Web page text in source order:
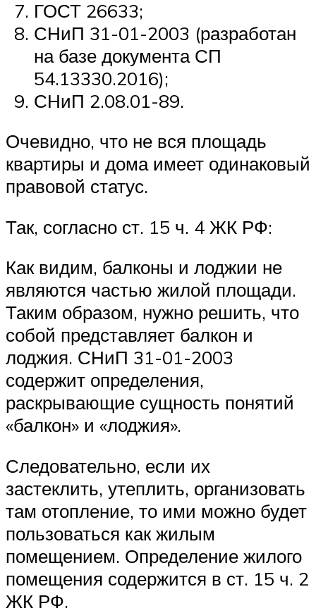
ГОСТ 26633;
СНиП 31-01-2003 (разработан
на базе документа СП
54.13330.2016);
СНиП 2.08.01-89.
Очевидно, что не вся площадь
квартиры и дома имеет одинаковый
правовой статус.
Так, согласно ст. 15 ч. 4 ЖК РФ:
Как видим, балконы и лоджии не
являются частью жилой площади.
Таким образом, нужно решить, что
собой представляет балкон и
лоджия. СНиП 31-01-2003
содержит определения,
раскрывающие сущность понятий
«балкон» и «лоджия».
Следовательно, если их
застеклить, утеплить, организовать
там отопление, то ими можно будет
пользоваться как жилым
помещением. Определение жилого
помещения содержится в ст. 15 ч. 2
ЖК РФ.